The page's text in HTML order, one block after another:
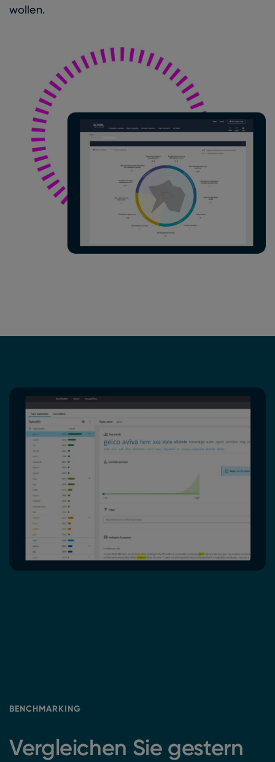
wollen.
BENCHMARKING
Vergleichen Sie gestern